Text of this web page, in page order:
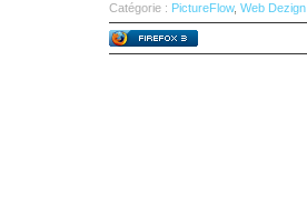
Catégorie : PictureFlow,Web Dezign